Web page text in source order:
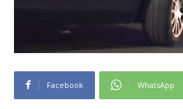
Facebook WhatsApp